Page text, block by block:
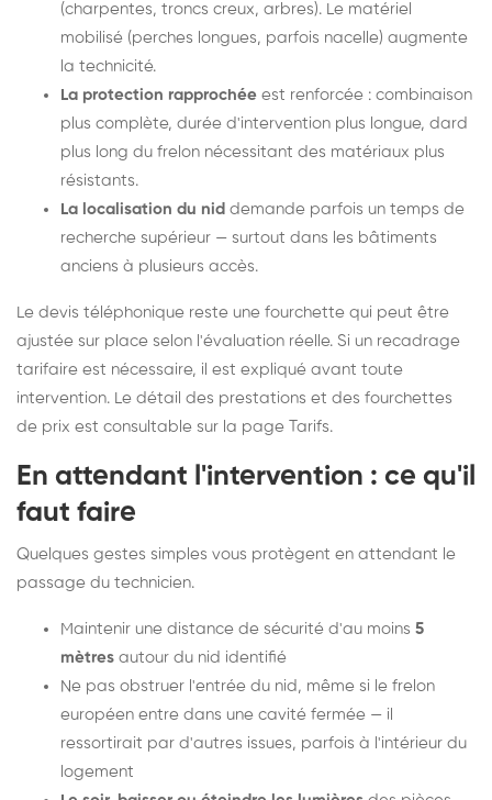
(charpentes, troncs creux, arbres). Le matériel
mobilisé (perches longues, parfois nacelle) augmente
la technicité.
La protection rapprochée est renforcée : combinaison
plus complète, durée d'intervention plus longue, dard
plus long du frelon nécessitant des matériaux plus
résistants.
La localisation du nid demande parfois un temps de
recherche supérieur — surtout dans les bâtiments
anciens à plusieurs accès.
Le devis téléphonique reste une fourchette qui peut être
ajustée sur place selon l'évaluation réelle. Si un recadrage
tarifaire est nécessaire, il est expliqué avant toute
intervention. Le détail des prestations et des fourchettes
de prix est consultable sur la page Tarifs.
En attendant l'intervention : ce qu'il
faut faire
Quelques gestes simples vous protègent en attendant le
passage du technicien.
Maintenir une distance de sécurité d'au moins 5
mètres autour du nid identifié
Ne pas obstruer l'entrée du nid, même si le frelon
européen entre dans une cavité fermée — il
ressortirait par d'autres issues, parfois à l'intérieur du
logement